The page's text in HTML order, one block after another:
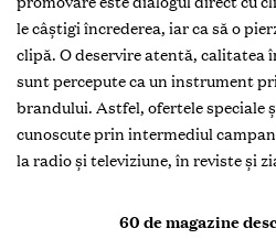
le câştigi încrederea, iar ca să o
clipă. O deservire atentă, calitatea
sunt percepute ca un instrument
brandului. Astfel, ofertele speciale
cunoscute prin intermediul
la radio și televiziune, în reviste şi
60 de magazine